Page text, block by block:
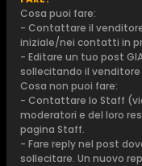
Cosa puoi fare:
- Contattare il
iniziale/nei contatti in
- Editare un tuo post
sollecitando il
Cosa non puoi fare:
- Contattare lo Staff
moderatori e del loro
pagina Staff.
- Fare reply nel post
sollecitare. Un nuovo